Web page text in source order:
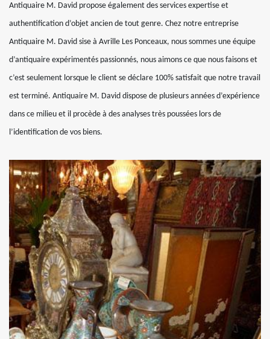
Antiquaire M. David propose également des services expertise et
authentification d’objet ancien de tout genre. Chez notre entreprise
Antiquaire M. David sise à Avrille Les Ponceaux, nous sommes une équipe
d’antiquaire expérimentés passionnés, nous aimons ce que nous faisons et
c’est seulement lorsque le client se déclare 100% satisfait que notre travail
est terminé. Antiquaire M. David dispose de plusieurs années d’expérience
dans ce milieu et il procède à des analyses très poussées lors de
l’identification de vos biens.